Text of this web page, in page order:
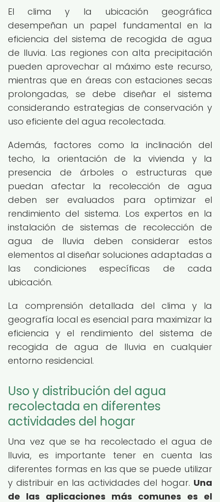
El clima y la ubicación geográfica
desempeñan un papel fundamental en la
eficiencia del sistema de recogida de agua
de lluvia. Las regiones con alta precipitación
pueden aprovechar al máximo este recurso,
mientras que en áreas con estaciones secas
prolongadas, se debe diseñar el sistema
considerando estrategias de conservación y
uso eficiente del agua recolectada.
Además, factores como la inclinación del
techo, la orientación de la vivienda y la
presencia de árboles o estructuras que
puedan afectar la recolección de agua
deben ser evaluados para optimizar el
rendimiento del sistema. Los expertos en la
instalación de sistemas de recolección de
agua de lluvia deben considerar estos
elementos al diseñar soluciones adaptadas a
las condiciones específicas de cada
ubicación.
La comprensión detallada del clima y la
geografía local es esencial para maximizar la
eficiencia y el rendimiento del sistema de
recogida de agua de lluvia en cualquier
entorno residencial.
Uso y distribución del agua
recolectada en diferentes
actividades del hogar
Una vez que se ha recolectado el agua de
lluvia, es importante tener en cuenta las
diferentes formas en las que se puede utilizar
y distribuir en las actividades del hogar. Una
de las aplicaciones más comunes es el